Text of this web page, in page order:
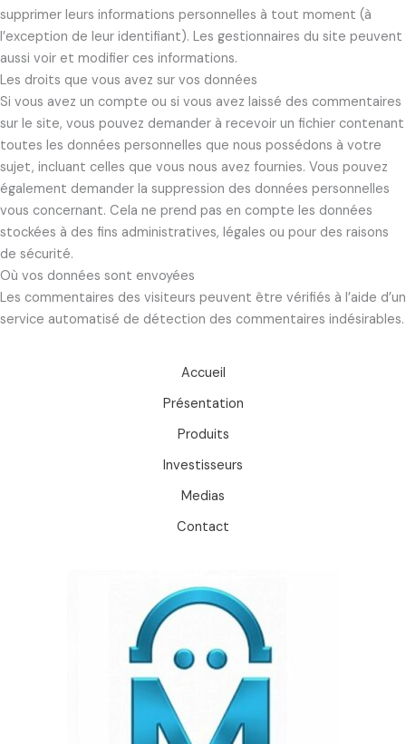
supprimer leurs informations personnelles à tout moment (à
l’exception de leur identifiant). Les gestionnaires du site peuvent
aussi voir et modifier ces informations.
Les droits que vous avez sur vos données
Si vous avez un compte ou si vous avez laissé des commentaires
sur le site, vous pouvez demander à recevoir un fichier contenant
toutes les données personnelles que nous possédons à votre
sujet, incluant celles que vous nous avez fournies. Vous pouvez
également demander la suppression des données personnelles
vous concernant. Cela ne prend pas en compte les données
stockées à des fins administratives, légales ou pour des raisons
de sécurité.
Où vos données sont envoyées
Les commentaires des visiteurs peuvent être vérifiés à l’aide d’un
service automatisé de détection des commentaires indésirables.
Accueil
Présentation
Produits
Investisseurs
Medias
Contact